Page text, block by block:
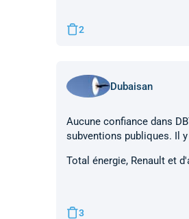
2
Dubaisan
Aucune confiance dans
subventions publiques. Il
Total énergie, Renault et
3